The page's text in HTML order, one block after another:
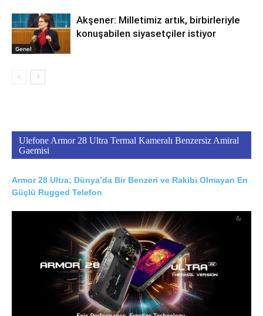
Genel
Akşener: Milletimiz artık, birbirleriyle
konuşabilen siyasetçiler istiyor
Ulefone Armor 28 Ultra Termal Kameralı Benzersiz Amiral
Gaemisi
Armor 28 Ultra; Dünya’da Bir Benzeri ve Rakibi Olmayan En
Güçlü Rugged Telefon